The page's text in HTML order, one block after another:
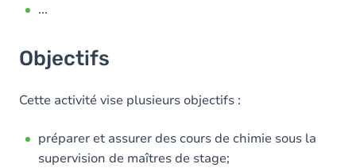
...
Objectifs
Cette activité vise plusieurs objectifs :
préparer et assurer des cours de chimie sous la
supervision de maîtres de stage;